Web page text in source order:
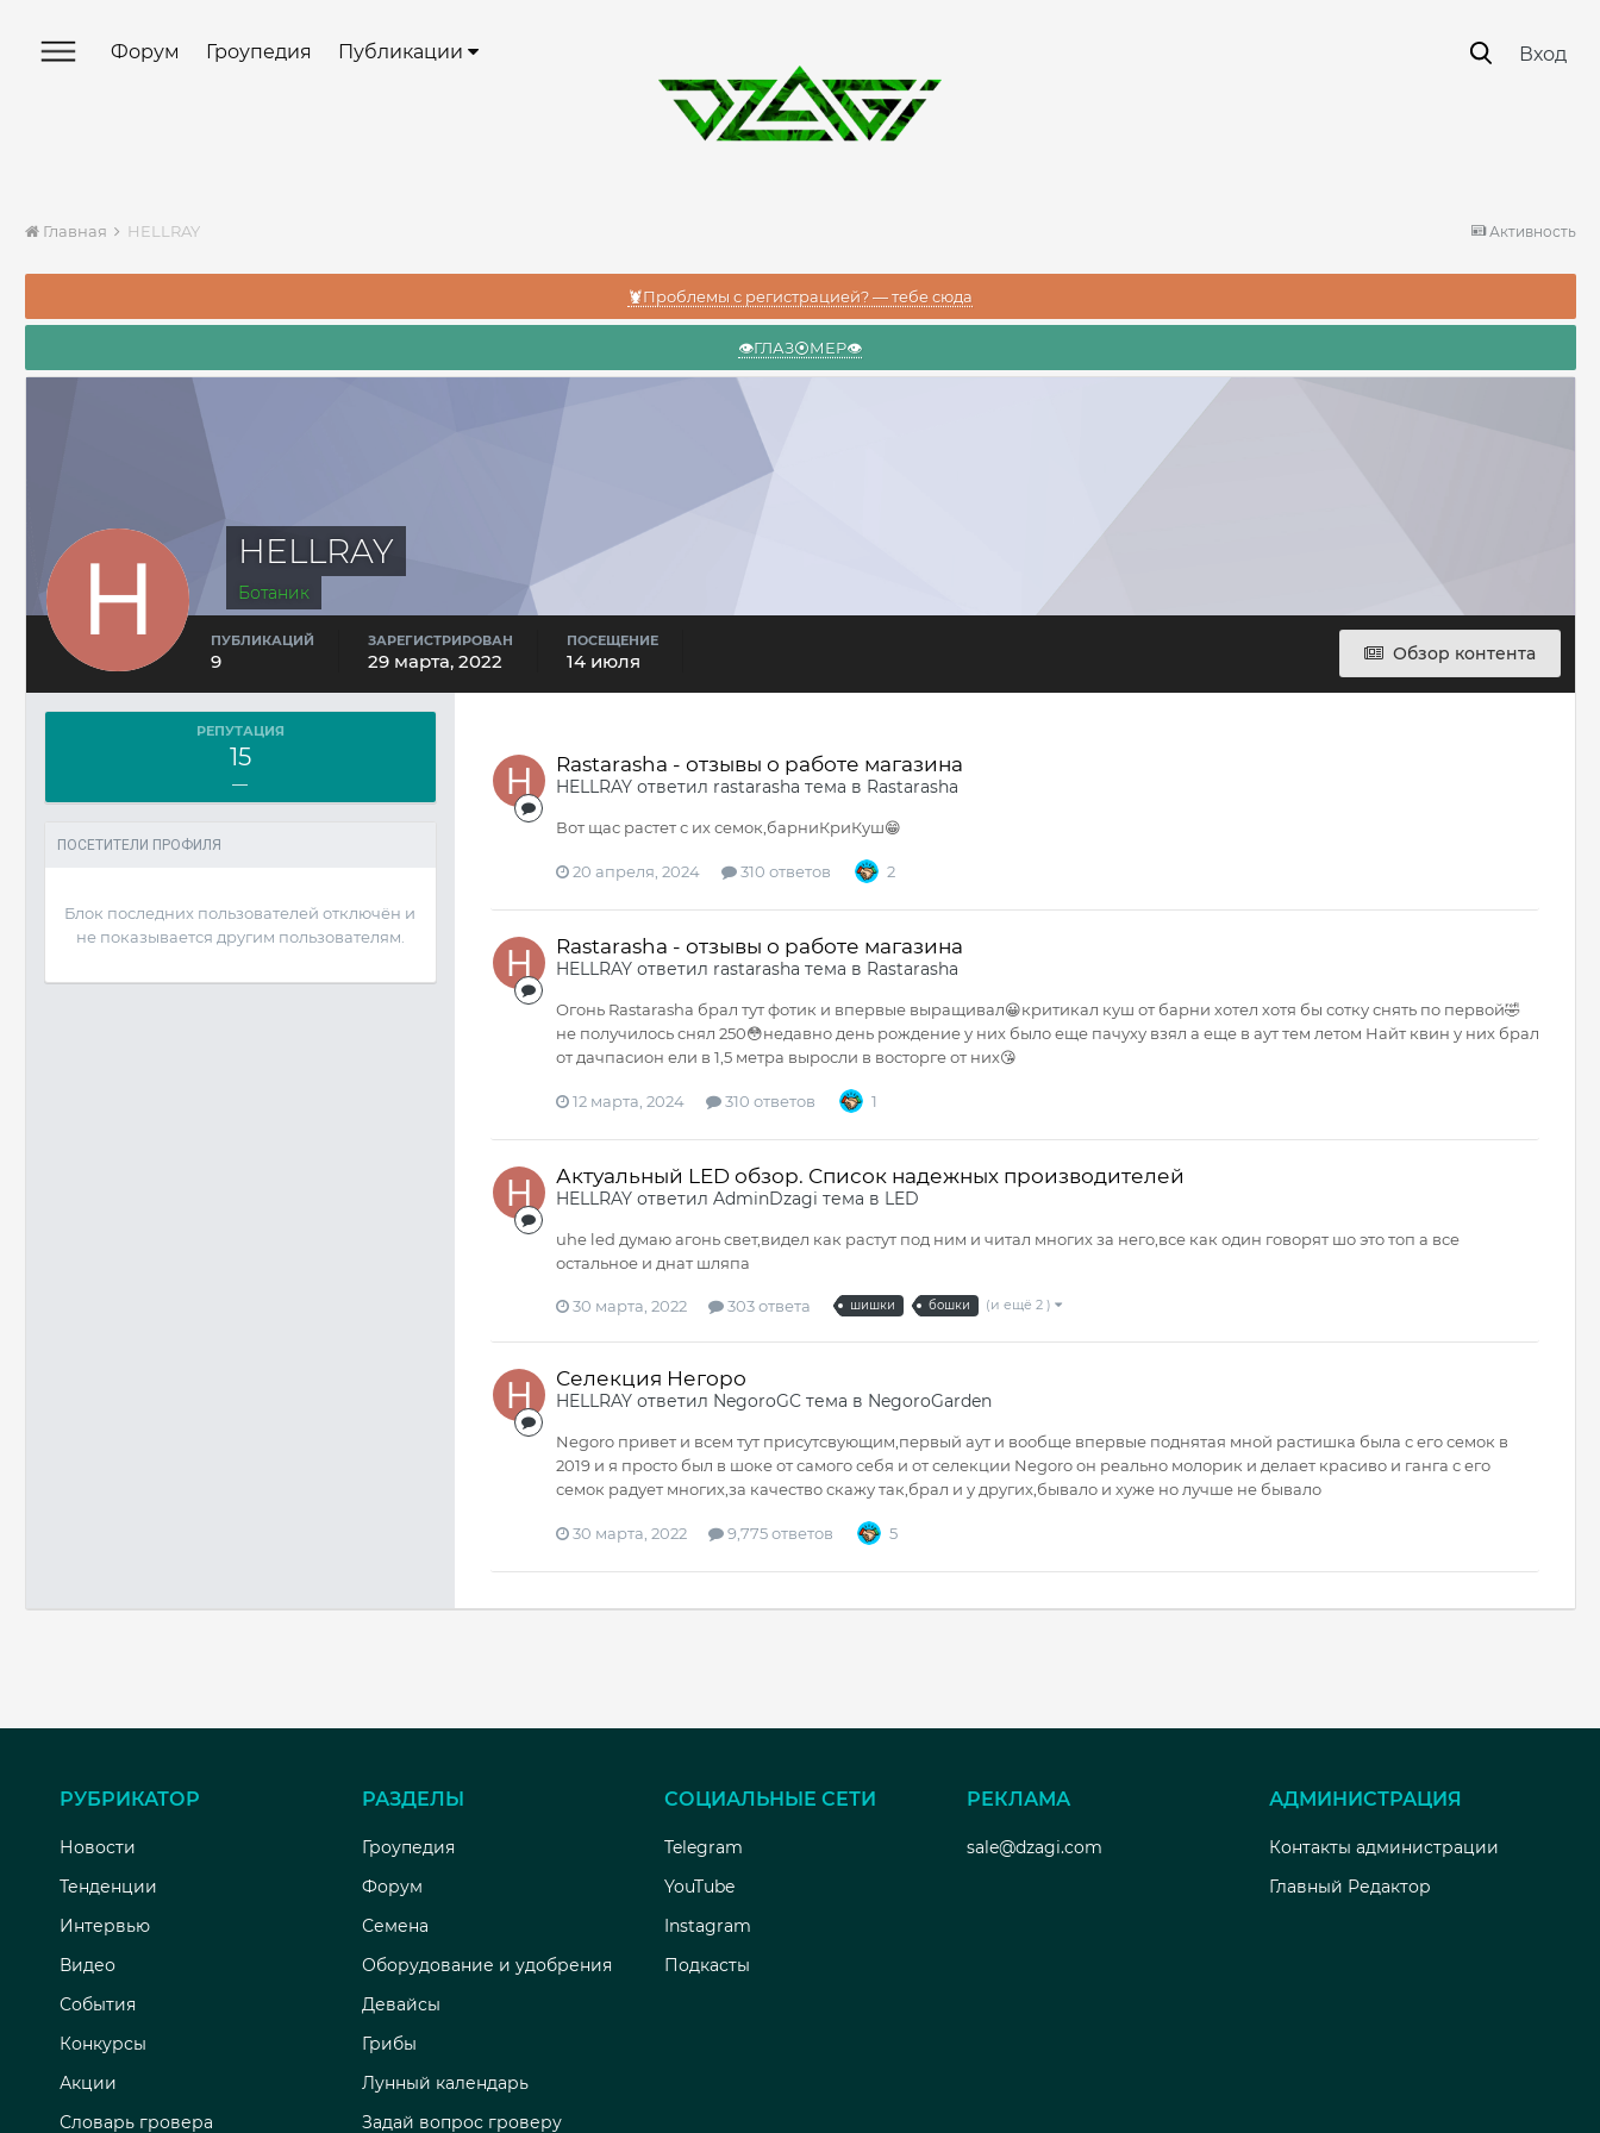
Форум Гроупедия Публикации Вход
Активность
Главная HELLRAY
🦞Проблемы с регистрацией? — тебе сюда
👁️ГЛАЗ⦿МЕР👁️
HELLRAY
Ботаник
Обзор контента
ПУБЛИКАЦИЙ
9
ЗАРЕГИСТРИРОВАН
29 марта, 2022
ПОСЕЩЕНИЕ
14 июля
РЕПУТАЦИЯ
15
—
ПОСЕТИТЕЛИ ПРОФИЛЯ
Блок последних пользователей отключён и
не показывается другим пользователям.
Rastarasha - отзывы о работе магазина
HELLRAYответил rastarasha тема в Rastarasha
Вот щас растет с их семок,барниКриКуш😁
20 апреля, 2024 310 ответов 2
Rastarasha - отзывы о работе магазина
HELLRAYответил rastarasha тема в Rastarasha
Огонь Rastarasha брал тут фотик и впервые выращивал😀критикал куш от барни хотел хотя бы сотку снять по первой🤣
не получилось снял 250😳недавно день рождение у них было еще пачуху взял а еще в аут тем летом Найт квин у них брал
от дачпасион ели в 1,5 метра выросли в восторге от них😘
12 марта, 2024 310 ответов 1
Актуальный LED обзор. Список надежных производителей
HELLRAYответил AdminDzagi тема в LED
uhe led думаю агонь свет,видел как растут под ним и читал многих за него,все как один говорят шо это топ а все
остальное и днат шляпа
30 марта, 2022 303 ответа шишки бошки (и ещё 2 )
Селекция Негоро
HELLRAYответил NegoroGCтема в NegoroGarden
Negoro привет и всем тут присутсвующим,первый аут и вообще впервые поднятая мной растишка была с его семок в
2019 и я просто был в шоке от самого себя и от селекции Negoro он реально молорик и делает красиво и ганга с его
семок радует многих,за качество скажу так,брал и у других,бывало и хуже но лучше не бывало
30 марта, 2022 9,775 ответов 5
РУБРИКАТОР
Новости
Тенденции
Интервью
Видео
События
Конкурсы
Акции
Словарь гровера
РАЗДЕЛЫ
Гроупедия
Форум
Семена
Оборудование и удобрения
Девайсы
Грибы
Лунный календарь
Задай вопрос гроверу
СОЦИАЛЬНЫЕ СЕТИ
Telegram
YouTube
Instagram
Подкасты
РЕКЛАМА
sale@dzagi.com
АДМИНИСТРАЦИЯ
Контакты администрации
Главный Редактор